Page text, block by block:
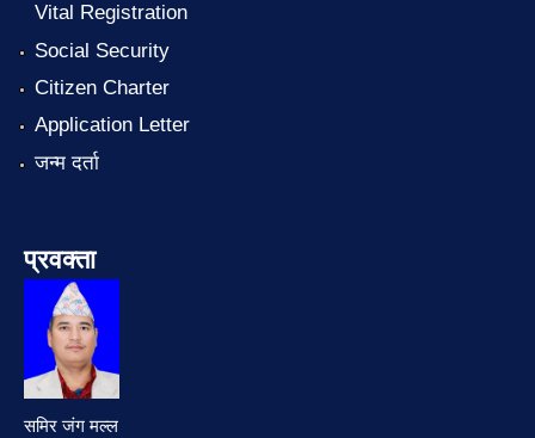
Vital Registration
Social Security
Citizen Charter
Application Letter
जन्म दर्ता
प्रवक्ता
समिर जंग मल्ल